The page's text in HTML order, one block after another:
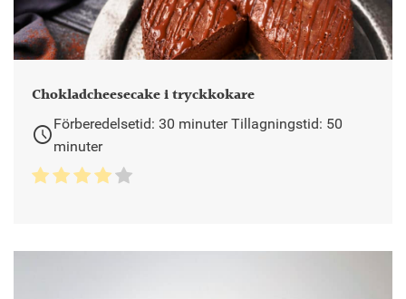
Chokladcheesecake i tryckkokare
scheduleFörberedelsetid: 30 minuter Tillagningstid: 50
minuter